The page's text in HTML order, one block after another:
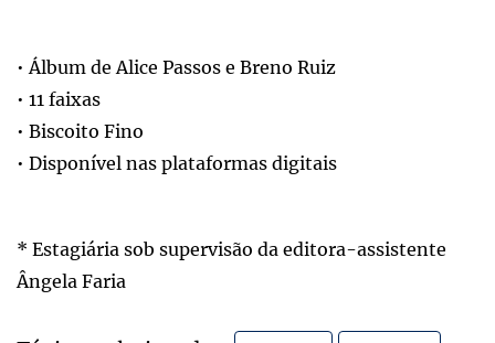
• Álbum de Alice Passos e Breno Ruiz
• 11 faixas
• Biscoito Fino
• Disponível nas plataformas digitais
* Estagiária sob supervisão da editora-assistente
Ângela Faria